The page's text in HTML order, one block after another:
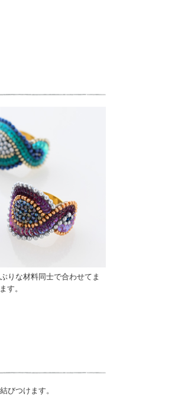
りな材料同士で合わせてま
す。
びつけます。